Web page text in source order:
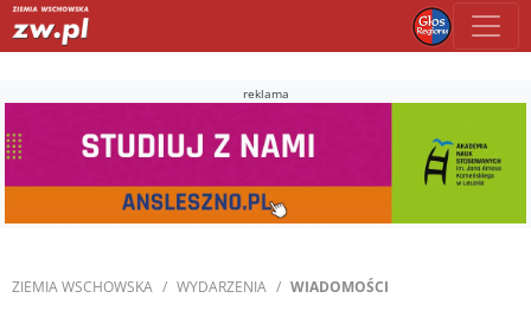
reklama
ZIEMIA WSCHOWSKA WYDARZENIA WIADOMOŚCI